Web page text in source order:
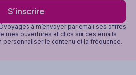
S’inscrire
Ôvoyages à m’envoyer par email ses offres
mes ouvertures et clics sur ces emails
personnaliser le contenu et la fréquence.